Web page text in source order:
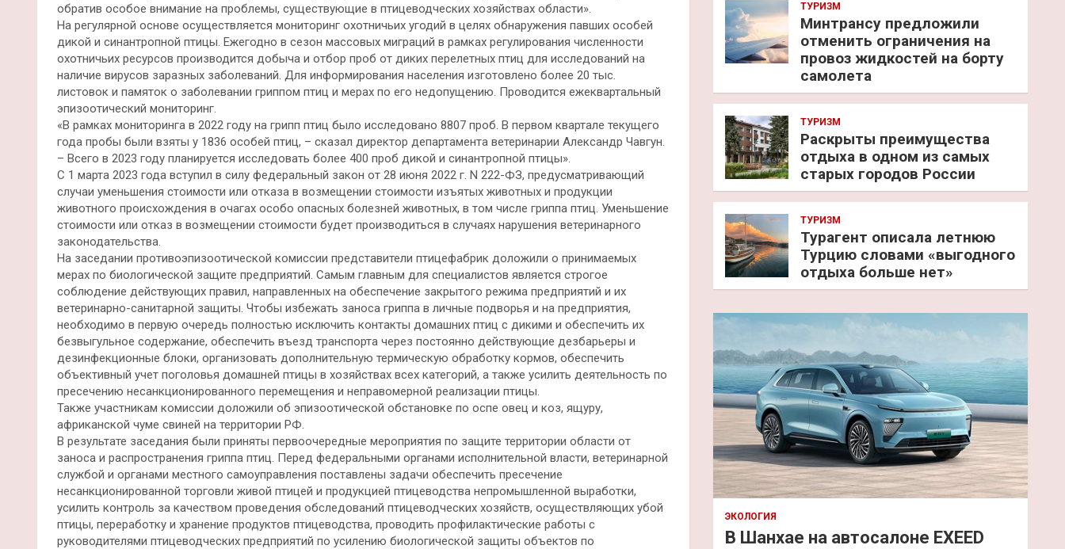
обратив особое внимание на проблемы, существующие в птицеводческих хозяйствах области».
На регулярной основе осуществляется мониторинг охотничьих угодий в целях обнаружения павших особей
дикой и синантропной птицы. Ежегодно в сезон массовых миграций в рамках регулирования численности
охотничьих ресурсов производится добыча и отбор проб от диких перелетных птиц для исследований на
наличие вирусов заразных заболеваний. Для информирования населения изготовлено более 20 тыс.
листовок и памяток о заболевании гриппом птиц и мерах по его недопущению. Проводится ежеквартальный
эпизоотический мониторинг.
«В рамках мониторинга в 2022 году на грипп птиц было исследовано 8807 проб. В первом квартале текущего
года пробы были взяты у 1836 особей птиц, – сказал директор департамента ветеринарии Александр Чавгун.
– Всего в 2023 году планируется исследовать более 400 проб дикой и синантропной птицы».
С 1 марта 2023 года вступил в силу федеральный закон от 28 июня 2022 г. N 222-ФЗ, предусматривающий
случаи уменьшения стоимости или отказа в возмещении стоимости изъятых животных и продукции
животного происхождения в очагах особо опасных болезней животных, в том числе гриппа птиц. Уменьшение
стоимости или отказ в возмещении стоимости будет производиться в случаях нарушения ветеринарного
законодательства.
На заседании противоэпизоотической комиссии представители птицефабрик доложили о принимаемых
мерах по биологической защите предприятий. Самым главным для специалистов является строгое
соблюдение действующих правил, направленных на обеспечение закрытого режима предприятий и их
ветеринарно-санитарной защиты. Чтобы избежать заноса гриппа в личные подворья и на предприятия,
необходимо в первую очередь полностью исключить контакты домашних птиц с дикими и обеспечить их
безвыгульное содержание, обеспечить въезд транспорта через постоянно действующие дезбарьеры и
дезинфекционные блоки, организовать дополнительную термическую обработку кормов, обеспечить
объективный учет поголовья домашней птицы в хозяйствах всех категорий, а также усилить деятельность по
пресечению несанкционированного перемещения и неправомерной реализации птицы.
Также участникам комиссии доложили об эпизоотической обстановке по оспе овец и коз, ящуру,
африканской чуме свиней на территории РФ.
В результате заседания были приняты первоочередные мероприятия по защите территории области от
заноса и распространения гриппа птиц. Перед федеральными органами исполнительной власти, ветеринарной
службой и органами местного самоуправления поставлены задачи обеспечить пресечение
несанкционированной торговли живой птицей и продукцией птицеводства непромышленной выработки,
усилить контроль за качеством проведения обследований птицеводческих хозяйств, осуществляющих убой
птицы, переработку и хранение продуктов птицеводства, проводить профилактические работы с
руководителями птицеводческих предприятий по усилению биологической защиты объектов по
ТУРИЗМ
Минтрансу предложили
отменить ограничения на
провоз жидкостей на борту
самолета
ТУРИЗМ
Раскрыты преимущества
отдыха в одном из самых
старых городов России
ТУРИЗМ
Турагент описала летнюю
Турцию словами «выгодного
отдыха больше нет»
ЭКОЛОГИЯ
В Шанхае на автосалоне EXEED